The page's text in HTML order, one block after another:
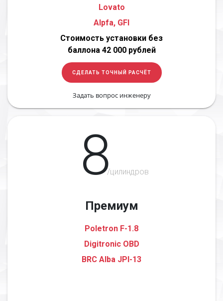
Lovato
Alpfa, GFI
Стоимость установки без
баллона 42 000 рублей
СДЕЛАТЬ ТОЧНЫЙ РАСЧЁТ
Задать вопрос инженеру
8/цилиндров
Премиум
Poletron F-1.8
Digitronic OBD
BRC Alba JPI-13